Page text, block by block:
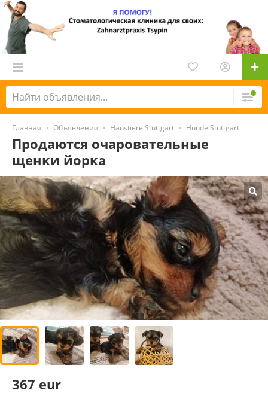
Главная Объявления Haustiere Stuttgart Hunde Stuttgart
Продаются очаровательные
щенки йорка
367 eur